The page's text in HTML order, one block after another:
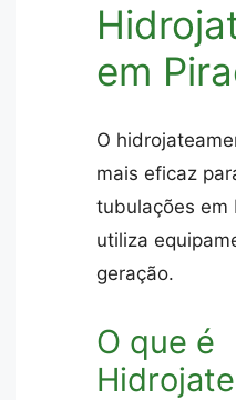
em
O
mais eficaz
tubulações em
utiliza
geração.
O que é